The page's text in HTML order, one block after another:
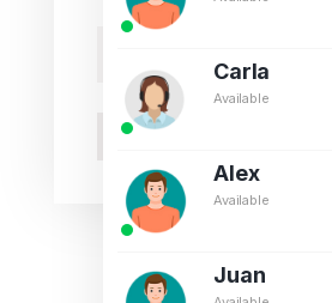
Carla
Available
Alex
Available
Juan